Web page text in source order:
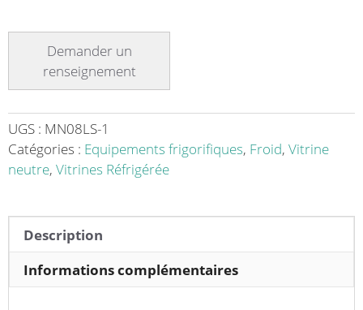
neutre
en
libre-
860/1010
mm
UGS : MN08LS-1
Catégories : Equipements frigorifiques, Froid, Vitrine
neutre, Vitrines Réfrigérée
Description
Informations complémentaires